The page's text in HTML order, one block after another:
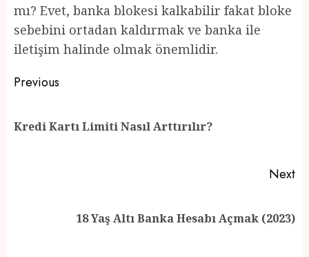
mı? Evet, banka blokesi kalkabilir fakat bloke
sebebini ortadan kaldırmak ve banka ile
iletişim halinde olmak önemlidir.
Post
Previous
Kredi Kartı Limiti Nasıl Arttırılır?
Next
18 Yaş Altı Banka Hesabı Açmak (2023)